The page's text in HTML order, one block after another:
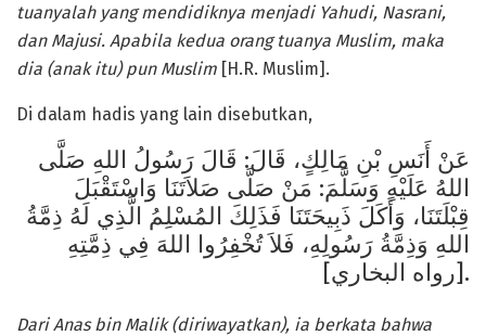
tuanyalah yang mendidiknya menjadi Yahudi, Nasrani,
dan Majusi. Apabila kedua orang tuanya Muslim, maka
dia (anak itu) pun Muslim [H.R. Muslim].
Di dalam hadis yang lain disebutkan,
عَنْ أَنَسِ بْنِ مَالِكٍ، قَالَ: قَالَ رَسُولُ اللهِ صَلَّى
اللهُ عَلَيْهِ وَسَلَّمَ: مَنْ صَلَّى صَلاَتَنَا وَاسْتَقْبَلَ
قِبْلَتَنَا، وَأَكَلَ ذَبِيحَتَنَا فَذَلِكَ المُسْلِمُ الَّذِي لَهُ ذِمَّةُ
اللهِ وَذِمَّةُ رَسُولِهِ، فَلاَ تُخْفِرُوا اللهَ فِي ذِمَّتِهِ
[رواه البخاري].
Dari Anas bin Malik (diriwayatkan), ia berkata bahwa